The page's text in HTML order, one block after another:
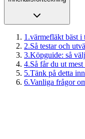
1 .värmefläkt bäst i
2.Så testar och
3.Köpguide: så
4.Så får du ut
5.Tänk på detta
6.Vanliga frågor